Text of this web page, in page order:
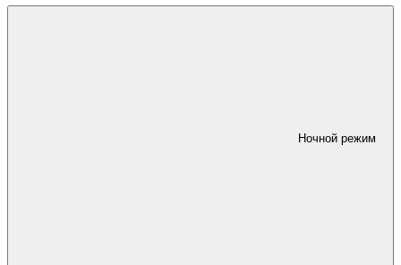
Ночной режим